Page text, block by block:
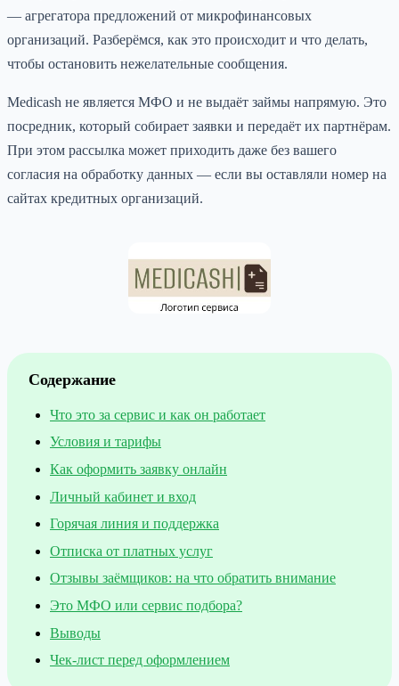
— агрегатора предложений от микрофинансовых
организаций. Разберёмся, как это происходит и что делать,
чтобы остановить нежелательные сообщения.
Medicash не является МФО и не выдаёт займы напрямую. Это
посредник, который собирает заявки и передаёт их партнёрам.
При этом рассылка может приходить даже без вашего
согласия на обработку данных — если вы оставляли номер на
сайтах кредитных организаций.
Содержание
Что это за сервис и как он работает
Условия и тарифы
Как оформить заявку онлайн
Личный кабинет и вход
Горячая линия и поддержка
Отписка от платных услуг
Отзывы заёмщиков: на что обратить внимание
Это МФО или сервис подбора?
Выводы
Чек-лист перед оформлением